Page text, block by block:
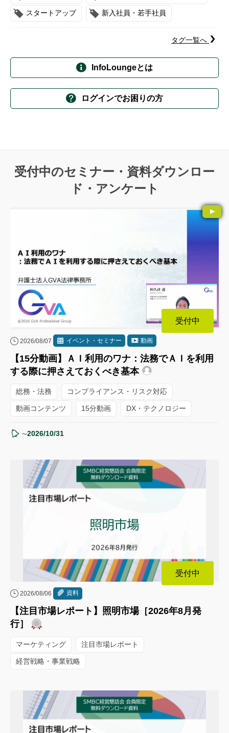
スタートアップ 新入社員・若手社員
タグ一覧へ
InfoLoungeとは
ログインでお困りの方
受付中のセミナー・資料ダウンロー
ド・アンケート
受付中
2026/08/07 イベント・セミナー 動画
【15分動画】ＡＩ利用のワナ：法務でＡＩを利用
する際に押さえておくべき基本
総務・法務 コンプライアンス・リスク対応
動画コンテンツ 15分動画 DX・テクノロジー
〜2026/10/31
受付中
2026/08/06 資料
【注目市場レポート】照明市場［2026年8月発
行］
マーケティング 注目市場レポート
経営戦略・事業戦略